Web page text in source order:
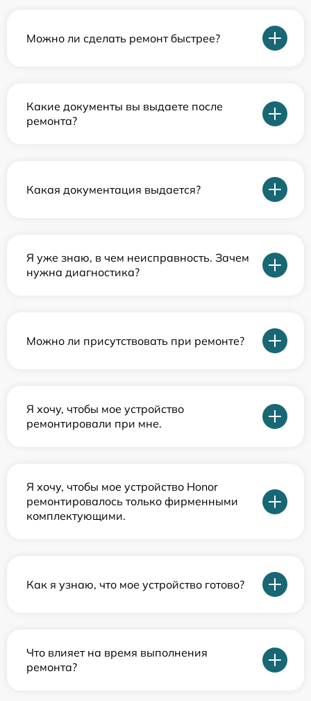
Можно ли сделать ремонт быстрее?
Какие документы вы выдаете после
ремонта?
Какая документация выдается?
Я уже знаю, в чем неисправность. Зачем
нужна диагностика?
Можно ли присутствовать при ремонте?
Я хочу, чтобы мое устройство
ремонтировали при мне.
Я хочу, чтобы мое устройство Honor
ремонтировалось только фирменными
комплектующими.
Как я узнаю, что мое устройство готово?
Что влияет на время выполнения
ремонта?